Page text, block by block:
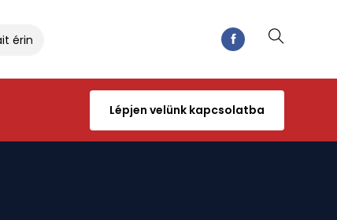
kérdésekről Hasznos fórummal indult az év
Lépjen velünk kapcsolatba